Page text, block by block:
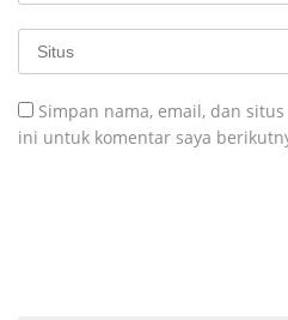
Simpan nama, email, dan
ini untuk komentar saya